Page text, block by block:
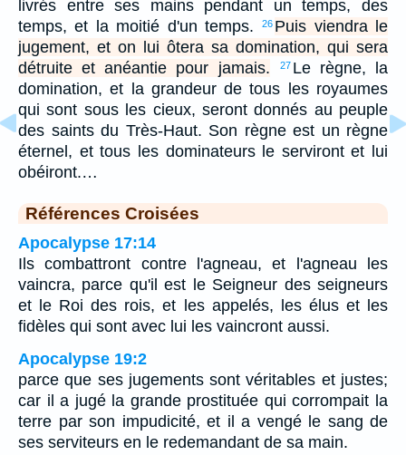
livrés entre ses mains pendant un temps, des
temps, et la moitié d'un temps.
26 Puis viendra le
jugement, et on lui ôtera sa domination, qui sera
détruite et anéantie pour jamais.
27 Le règne, la
domination, et la grandeur de tous les royaumes
qui sont sous les cieux, seront donnés au peuple
des saints du Très-Haut. Son règne est un règne
éternel, et tous les dominateurs le serviront et lui
obéiront.…
Références Croisées
Apocalypse 17:14
Ils combattront contre l'agneau, et l'agneau les
vaincra, parce qu'il est le Seigneur des seigneurs
et le Roi des rois, et les appelés, les élus et les
fidèles qui sont avec lui les vaincront aussi.
Apocalypse 19:2
parce que ses jugements sont véritables et justes;
car il a jugé la grande prostituée qui corrompait la
terre par son impudicité, et il a vengé le sang de
ses serviteurs en le redemandant de sa main.